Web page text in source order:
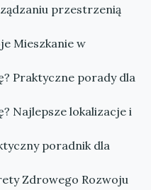
przestrzenią
Mieszkanie w
Praktyczne porady dla
Najlepsze lokalizacje i
poradnik dla
Zdrowego Rozwoju